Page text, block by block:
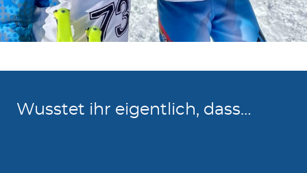
Wusstet ihr eigentlich, dass…